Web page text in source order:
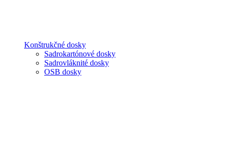
Konštrukčné dosky
Sadrokartónové dosky
Sadrovláknité dosky
OSB dosky